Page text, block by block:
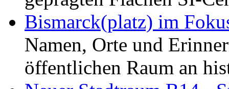
Bismarck(platz) im
Namen, Orte und
öffentlichen Raum an